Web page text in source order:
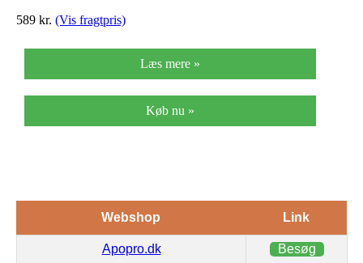
589 kr. (Vis fragtpris)
Læs mere »
Køb nu »
Webshop Link
Apopro.dk Besøg